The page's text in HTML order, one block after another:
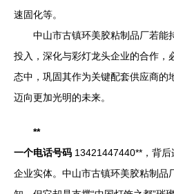
速固化等。
中山市古镇环美胶粘制品厂若能
投入，深化与彩灯龙头企业的合作，
态中，巩固其作为关键配套供应商的
迈向更加光明的未来。
**
一个电话号码 13421447440**，背
企业实体。中山市古镇环美胶粘制品